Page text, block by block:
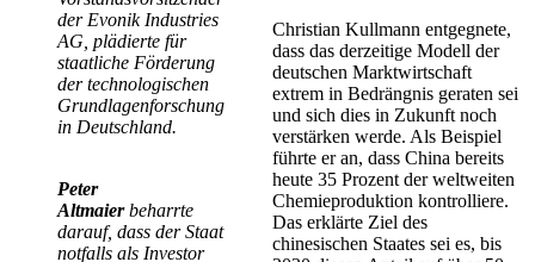
der Evonik Industries
AG, plädierte für
staatliche Förderung
der technologischen
Grundlagenforschung
in Deutschland.
Peter
Altmaierbeharrte
darauf, dass der Staat
notfalls als Investor
Christian Kullmann entgegnete,
dass das derzeitige Modell der
deutschen Marktwirtschaft
extrem in Bedrängnis geraten sei
und sich dies in Zukunft noch
verstärken werde. Als Beispiel
führte er an, dass China bereits
heute 35 Prozent der weltweiten
Chemieproduktion kontrolliere.
Das erklärte Ziel des
chinesischen Staates sei es, bis